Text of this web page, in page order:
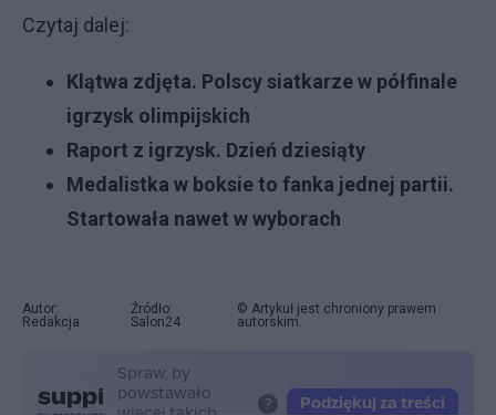
Czytaj dalej:
Klątwa zdjęta. Polscy siatkarze w półfinale
igrzysk olimpijskich
Raport z igrzysk. Dzień dziesiąty
Medalistka w boksie to fanka jednej partii.
Startowała nawet w wyborach
Autor:
Redakcja
Źródło:
Salon24
© Artykuł jest chroniony prawem
autorskim.